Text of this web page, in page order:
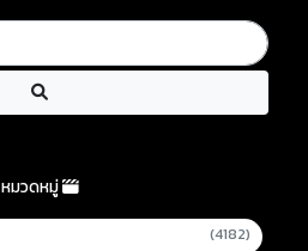
หมวดหมู่
(4182)